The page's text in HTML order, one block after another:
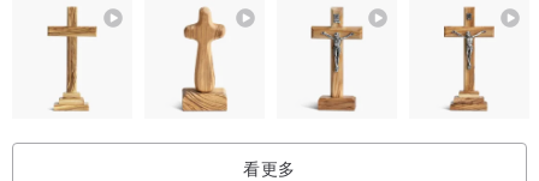
看更多